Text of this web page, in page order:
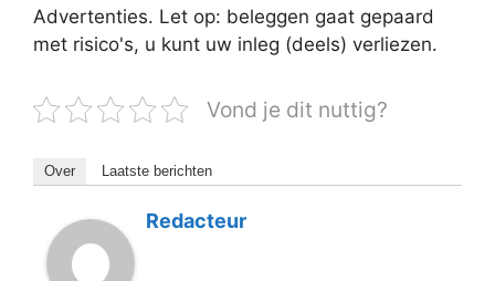
Advertenties. Let op: beleggen gaat gepaard
met risico's, u kunt uw inleg (deels) verliezen.
Vond je dit nuttig?
Over Laatste berichten
Redacteur